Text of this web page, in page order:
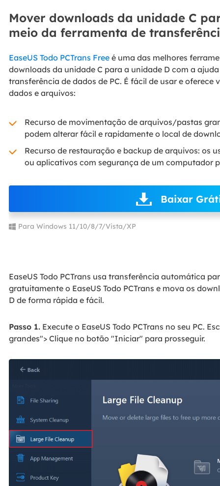
Mover downloads da unidade C
meio da ferramenta de
EaseUS Todo PCTrans Freeé uma das melhores
downloads da unidade C para a unidade D com a
transferência de dados de PC. É fácil de usar e
dados e arquivos:
Recurso de movimentação de arquivos/pastas
podem alterar fácil e rapidamente o local de
Recurso de restauração e backup de arquivos: os
ou aplicativos com segurança de um computador
Baixar
Para Windows 11/10/8/7/Vista/XP
EaseUS Todo PCTrans usa transferência automática
gratuitamente o EaseUS Todo PCTrans e mova os
D de forma rápida e fácil.
Passo 1.Execute o EaseUS Todo PCTrans no seu PC.
grandes"> Clique no botão "Iniciar" para prosseguir.